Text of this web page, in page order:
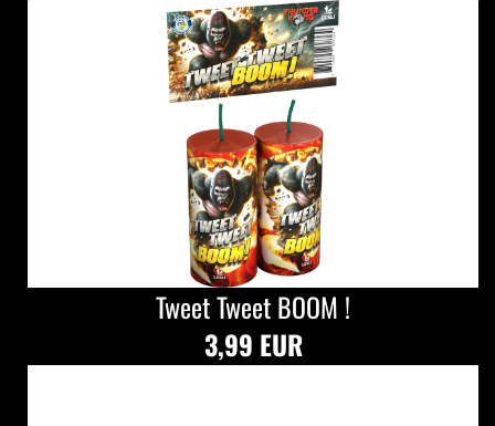
Tweet Tweet BOOM !
3,99 EUR